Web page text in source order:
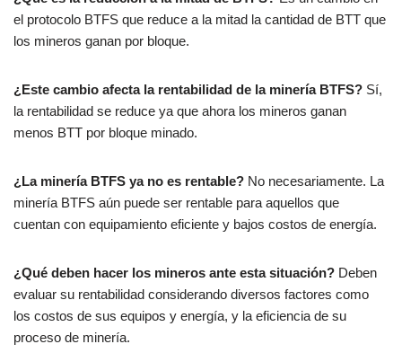
el protocolo BTFS que reduce a la mitad la cantidad de BTT que
los mineros ganan por bloque.
¿Este cambio afecta la rentabilidad de la minería BTFS? Sí,
la rentabilidad se reduce ya que ahora los mineros ganan
menos BTT por bloque minado.
¿La minería BTFS ya no es rentable? No necesariamente. La
minería BTFS aún puede ser rentable para aquellos que
cuentan con equipamiento eficiente y bajos costos de energía.
¿Qué deben hacer los mineros ante esta situación? Deben
evaluar su rentabilidad considerando diversos factores como
los costos de sus equipos y energía, y la eficiencia de su
proceso de minería.